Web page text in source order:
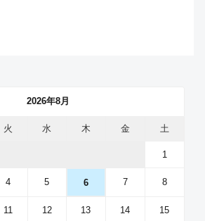
2026年8月
火 水 木 金 土
1
4 5 6 7 8
11 12 13 14 15